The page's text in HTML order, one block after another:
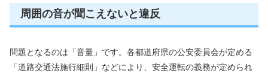
周囲の音が聞こえないと違反
問題となるのは「音量」です。各都道府県の公安委員会が定める
「道路交通法施行細則」などにより、安全運転の義務が定められ